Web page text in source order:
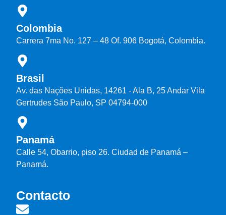
Colombia
Carrera 7ma No. 127 – 48 Of. 906 Bogotá, Colombia.
Brasil
Av. das Nações Unidas, 14261 - Ala B, 25 Andar Vila
Gertrudes São Paulo, SP 04794-000
Panamá
Calle 54, Obarrio, piso 26. Ciudad de Panamá –
Panamá.
Contacto